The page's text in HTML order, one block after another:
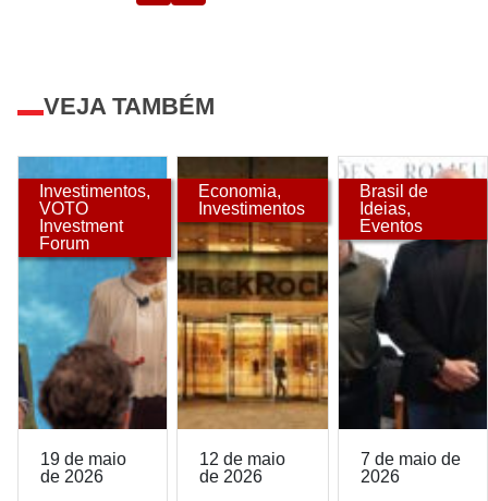
VEJA TAMBÉM
Investimentos,
VOTO
Investment
Forum
19 de maio
de 2026
Economia,
Investimentos
12 de maio
de 2026
Brasil de
Ideias,
Eventos
7 de maio de
2026